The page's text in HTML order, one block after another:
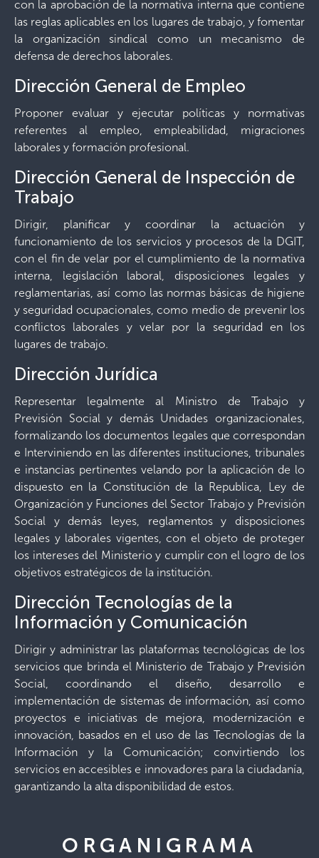
con la aprobación de la normativa interna que contiene
las reglas aplicables en los lugares de trabajo, y fomentar
la organización sindical como un mecanismo de
defensa de derechos laborales.
Dirección General de Empleo
Proponer evaluar y ejecutar políticas y normativas
referentes al empleo, empleabilidad, migraciones
laborales y formación profesional.
Dirección General de Inspección de
Trabajo
Dirigir, planificar y coordinar la actuación y
funcionamiento de los servicios y procesos de la DGIT,
con el fin de velar por el cumplimiento de la normativa
interna, legislación laboral, disposiciones legales y
reglamentarias, así como las normas básicas de higiene
y seguridad ocupacionales, como medio de prevenir los
conflictos laborales y velar por la seguridad en los
lugares de trabajo.
Dirección Jurídica
Representar legalmente al Ministro de Trabajo y
Previsión Social y demás Unidades organizacionales,
formalizando los documentos legales que correspondan
e Interviniendo en las diferentes instituciones, tribunales
e instancias pertinentes velando por la aplicación de lo
dispuesto en la Constitución de la Republica, Ley de
Organización y Funciones del Sector Trabajo y Previsión
Social y demás leyes, reglamentos y disposiciones
legales y laborales vigentes, con el objeto de proteger
los intereses del Ministerio y cumplir con el logro de los
objetivos estratégicos de la institución.
Dirección Tecnologías de la
Información y Comunicación
Dirigir y administrar las plataformas tecnológicas de los
servicios que brinda el Ministerio de Trabajo y Previsión
Social, coordinando el diseño, desarrollo e
implementación de sistemas de información, así como
proyectos e iniciativas de mejora, modernización e
innovación, basados en el uso de las Tecnologías de la
Información y la Comunicación; convirtiendo los
servicios en accesibles e innovadores para la ciudadanía,
garantizando la alta disponibilidad de estos.
ORGANIGRAMA